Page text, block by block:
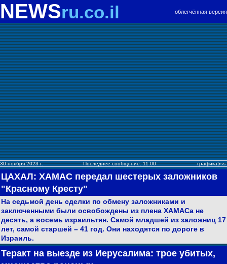
NEWSru.co.il облегчённая версия
30 ноября 2023 г. Последнее сообщение: 11:00 графика|rss
ЦАХАЛ: ХАМАС передал шестерых заложников
"Красному Кресту"
На седьмой день сделки по обмену заложниками и
заключенными были освобождены из плена ХАМАСа не
десять, а восемь израильтян. Самой младшей из заложниц 17
лет, самой старшей – 41 год. Они находятся по дороге в
Израиль.
Теракт на выезде из Иерусалима: трое убитых,